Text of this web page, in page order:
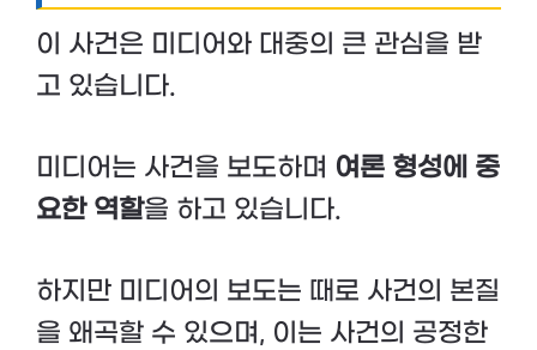
이 사건은 미디어와 대중의 큰 관심을 받
고 있습니다.
미디어는 사건을 보도하며 여론 형성에 중
요한 역할을 하고 있습니다.
하지만 미디어의 보도는 때로 사건의 본질
을 왜곡할 수 있으며, 이는 사건의 공정한